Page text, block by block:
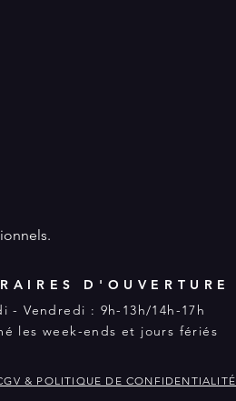
D'OUVERTURE
- Vendredi : 9h-13h/14h-17h
les week-ends et jours fériés
& POLITIQUE DE CONFIDENTIALITÉ